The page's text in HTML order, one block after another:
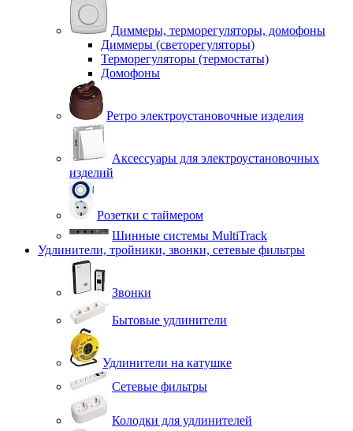
Диммеры, терморегуляторы, домофоны
Диммеры (светорегуляторы)
Терморегуляторы (термостаты)
Домофоны
Ретро электроустановочные изделия
Аксессуары для электроустановочных
изделий
Розетки с таймером
Шинные системы MultiTrack
Удлинители, тройники, звонки, сетевые фильтры
Звонки
Бытовые удлинители
Удлинители на катушке
Сетевые фильтры
Колодки для удлинителей